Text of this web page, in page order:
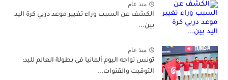
منذ عام
الكشف عن السبب وراء تغيير موعد دربي كرة اليد
بين...
منذ عام
تونس تواجه اليوم ألمانيا في بطولة العالم لليد:
التوقيت والقنوات...